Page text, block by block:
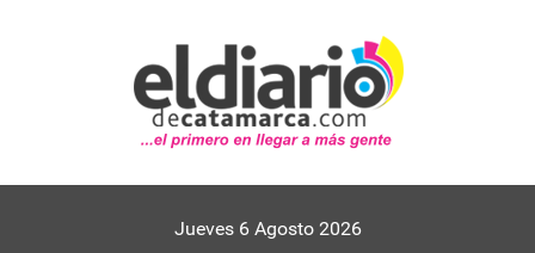
Jueves 6 Agosto 2026